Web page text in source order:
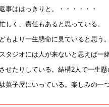
事ははっきりと。・・・・・・
しく、責任もあると思っている。
もより一生懸命に見ていると思う
タジオには人が来ないと思えば一
せたりしている。結構2人で一生
菓子屋にいっている。楽しみの一